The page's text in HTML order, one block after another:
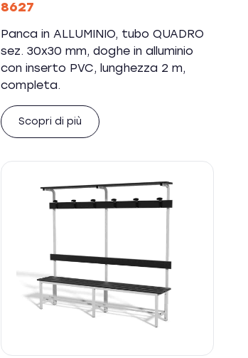
8627
Panca in ALLUMINIO, tubo QUADRO
sez. 30x30 mm, doghe in alluminio
con inserto PVC, lunghezza 2 m,
completa.
Scopri di più